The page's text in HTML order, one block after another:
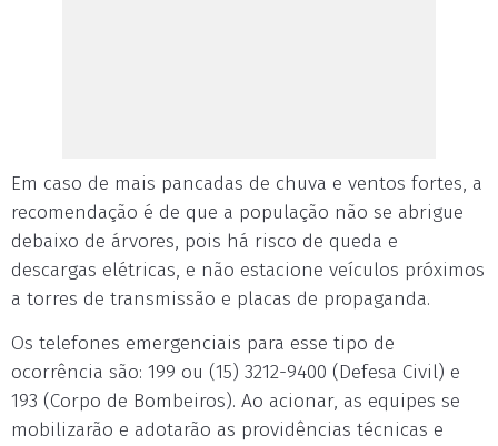
Em caso de mais pancadas de chuva e ventos fortes, a
recomendação é de que a população não se abrigue
debaixo de árvores, pois há risco de queda e
descargas elétricas, e não estacione veículos próximos
a torres de transmissão e placas de propaganda.
Os telefones emergenciais para esse tipo de
ocorrência são: 199 ou (15) 3212-9400 (Defesa Civil) e
193 (Corpo de Bombeiros). Ao acionar, as equipes se
mobilizarão e adotarão as providências técnicas e